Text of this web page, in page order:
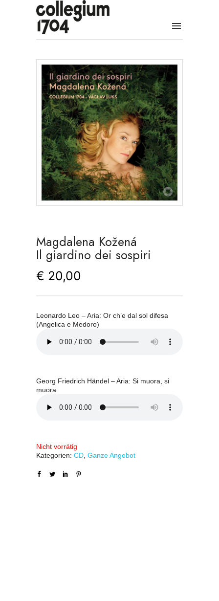
Magdalena Kožená
Il giardino dei sospiri
€ 20,00
Leonardo Leo – Aria: Or ch’e dal sol difesa
(Angelica e Medoro)
Georg Friedrich Händel – Aria: Si muora, si
muora
Nicht vorrätig
Kategorien: CD Ganze Angebot